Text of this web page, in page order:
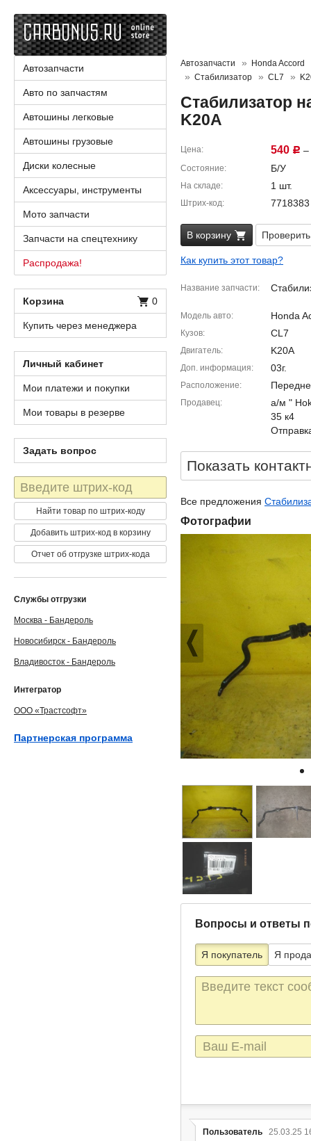
Автозапчасти
Honda Accord
Стабилизатор
CL7
Стабилизатор
K20A
Цена 540 Р –
Состояние Б/У
На складе 1 шт.
Штрих-код 7718383
В корзину
Как купить этот товар?
Название запчасти
Модель авто Honda
Кузов CL7
Двигатель K20A
Доп. информация 03г.
Расположение
Продавец
а/м "
35 к4
Показать
Все предложения
Фотографии
Вопросы и ответы
Я покупатель Я
Текст
сообщения
E-
mail
Пользователь 25.03.25
Автозапчасти
Авто по запчастям
Автошины легковые
Автошины грузовые
Диски колесные
Аксессуары, инструменты
Мото запчасти
Запчасти на спецтехнику
Распродажа!
Корзина 0
Купить через менеджера
Личный кабинет
Мои платежи и покупки
Мои товары в резерве
Задать вопрос
Штрих-
код
Найти товар по штрих-коду
Добавить штрих-код в корзину
Отчет об отгрузке штрих-кода
Службы отгрузки
Москва - Бандероль
Новосибирск - Бандероль
Владивосток - Бандероль
Интегратор
ООО «Трастсофт»
Партнерская программа